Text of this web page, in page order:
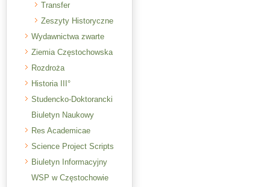
Transfer
Zeszyty Historyczne
Wydawnictwa zwarte
Ziemia Częstochowska
Rozdroża
Historia III°
Studencko-Doktorancki
Biuletyn Naukowy
Res Academicae
Science Project Scripts
Biuletyn Informacyjny
WSP w Częstochowie